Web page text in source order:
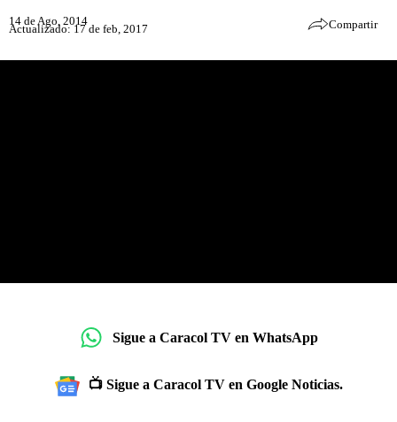
14 de Ago, 2014
Actualizado: 17 de feb, 2017 Compartir
Sigue a Caracol TV en WhatsApp
📺 Sigue a Caracol TV en Google Noticias.